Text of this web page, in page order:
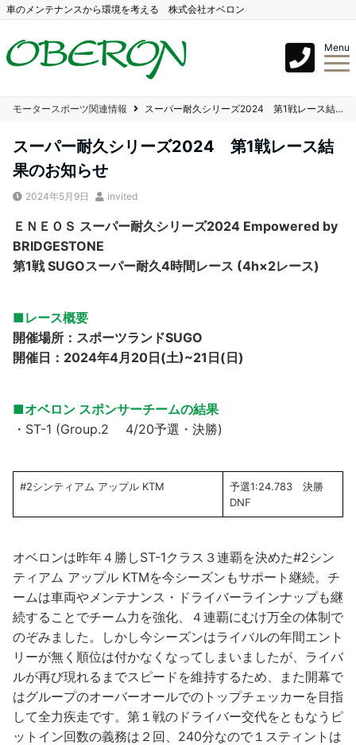
車のメンテナンスから環境を考える 株式会社オベロン
Menu
モータースポーツ関連情報 スーパー耐久シリーズ2024 第1戦レース結果のお知らせ
スーパー耐久シリーズ2024 第1戦レース結
果のお知らせ
2024年5月9日 invited
ＥＮＥＯＳ スーパー耐久シリーズ2024 Empowered by
BRIDGESTONE
第1戦 SUGOスーパー耐久4時間レース (4h×2レース)
■レース概要
開催場所：スポーツランドSUGO
開催日：2024年4月20日(土)~21日(日)
■オベロン スポンサーチームの結果
・ST-1 (Group.2 4/20予選・決勝)
#2シンティアム アップル KTM
予選1:24.783 決勝
DNF
オベロンは昨年４勝しST-1クラス３連覇を決めた#2シン
ティアム アップル KTMを今シーズンもサポート継続。チ
ームは車両やメンテナンス・ドライバーラインナップも継
続することでチーム力を強化、４連覇にむけ万全の体制で
のぞみました。しかし今シーズンはライバルの年間エント
リーが無く順位は付かなくなってしまいましたが、ライバ
ルが再び現れるまでスピードを維持するため、また開幕で
はグループのオーバーオールでのトップチェッカーを目指
して全力疾走です。第１戦のドライバー交代をともなうピ
ットイン回数の義務は２回、240分なので１スティントは